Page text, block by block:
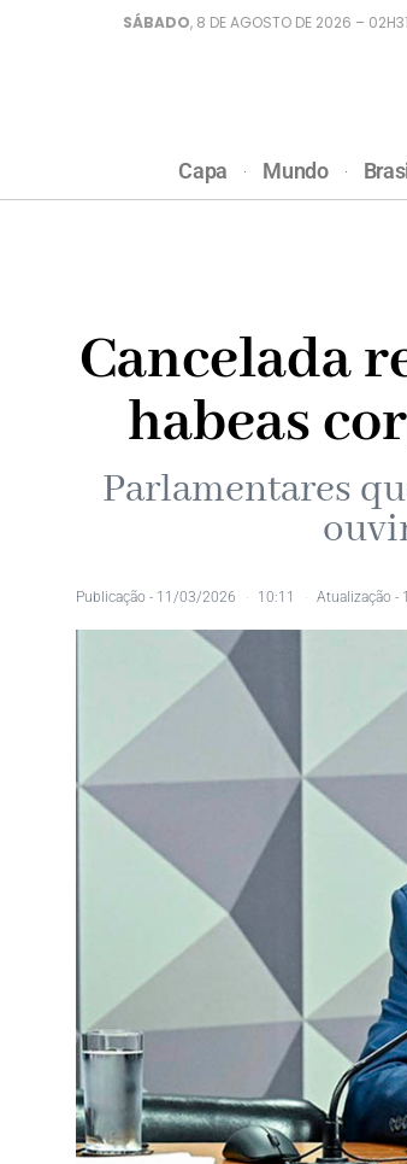
SÁBADO, 8 DE AGOSTO DE 2026 – 02H31
Capa Mundo
Cancelada
habeas
Parlamentares
Publicação - 11/03/2026 10:11 Atualização -